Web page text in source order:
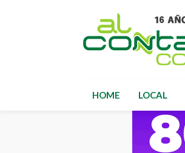
HOME LOCAL